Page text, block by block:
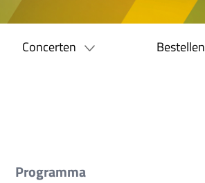
Concerten Bestellen
Programma